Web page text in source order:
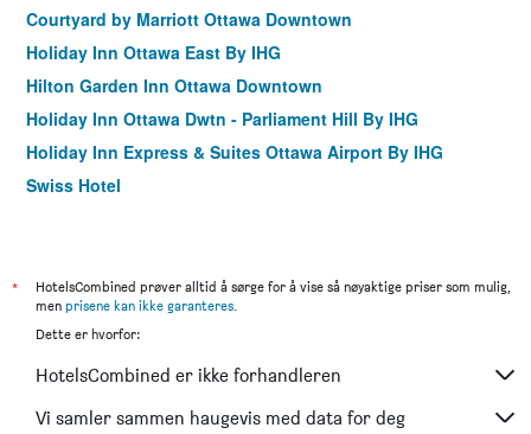
Courtyard by Marriott Ottawa Downtown
Holiday Inn Ottawa East By IHG
Hilton Garden Inn Ottawa Downtown
Holiday Inn Ottawa Dwtn - Parliament Hill By IHG
Holiday Inn Express & Suites Ottawa Airport By IHG
Swiss Hotel
*
HotelsCombined prøver alltid å sørge for å vise så nøyaktige priser som mulig,
men prisene kan ikke garanteres.
Dette er hvorfor:
HotelsCombined er ikke forhandleren
Vi samler sammen haugevis med data for deg